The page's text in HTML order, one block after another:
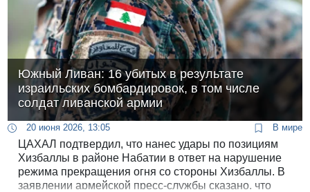
Южный Ливан: 16 убитых в результате
израильских бомбардировок, в том числе
солдат ливанской армии
20 июня 2026, 13:05 В мире
ЦАХАЛ подтвердил, что нанес удары по позициям
Хизбаллы в районе Набатии в ответ на нарушение
режима прекращения огня со стороны Хизбаллы. В
заявлении армейской пресс-службы сказано, что